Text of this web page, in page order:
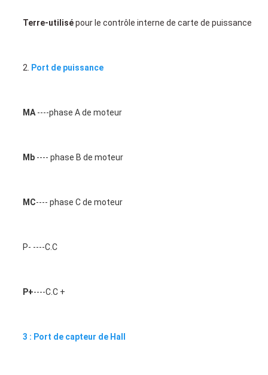
Terre-utilisé pour le contrôle interne de carte de puissance
2. Port de puissance
MA ----phase A de moteur
Mb ---- phase B de moteur
MC---- phase C de moteur
P- ----C.C
P+----C.C +
3 : Port de capteur de Hall